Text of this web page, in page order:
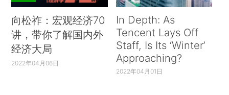
向松祚：宏观经济70
讲，带你了解国内外
经济大局
2022年04月06日
In Depth: As
Tencent Lays Off
Staff, Is Its ‘Winter’
Approaching?
2022年04月01日